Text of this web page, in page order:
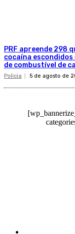
PRF apreende 298
cocaína escondidos
de combustível de
Policia 5 de agosto de